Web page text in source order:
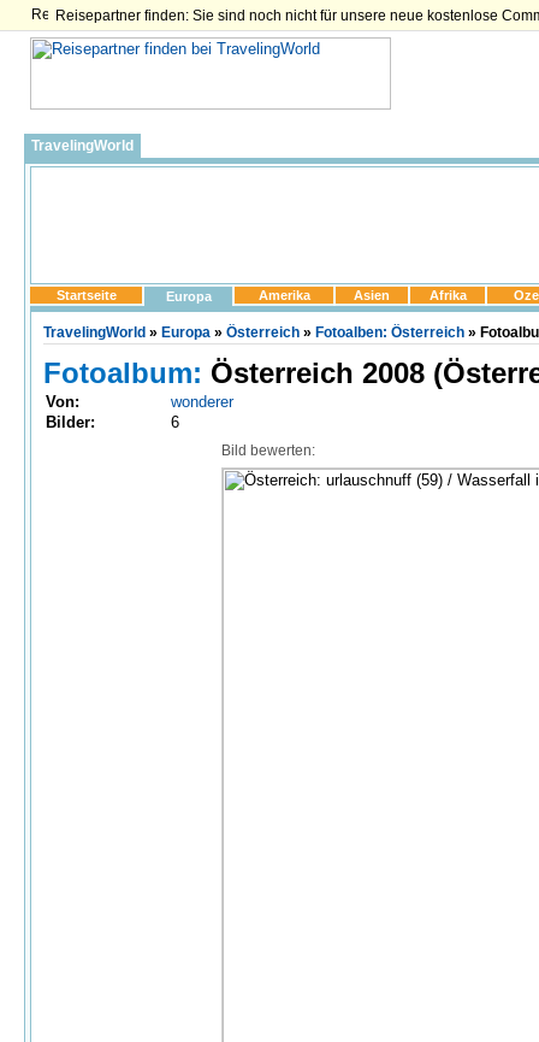
Reisepartner finden: Sie sind noch nicht für unsere neue kostenlose
TravelingWorld
Startseite Europa Amerika Asien Afrika
TravelingWorld » Europa » Österreich » Fotoalben: Österreich »
Fotoalbum: Österreich 2008
Von:
wonderer
Bilder:
6
Bild bewerten: